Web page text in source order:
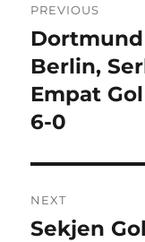
pos
PREVIOUS
Previous
post:
Berlin,
Empat
6-0
NEXT
Next
Sekjen